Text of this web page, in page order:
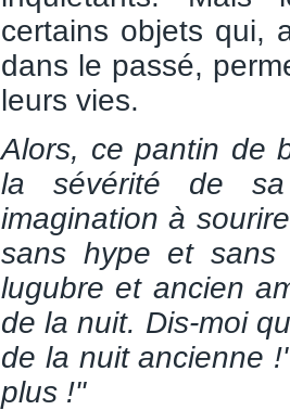
certains objets qui,
dans le passé,
leurs vies.
Alors, ce pantin de
la sévérité de sa
imagination à
sans hype et
lugubre et ancien
de la nuit. Dis-moi
de la nuit ancienne
plus !"